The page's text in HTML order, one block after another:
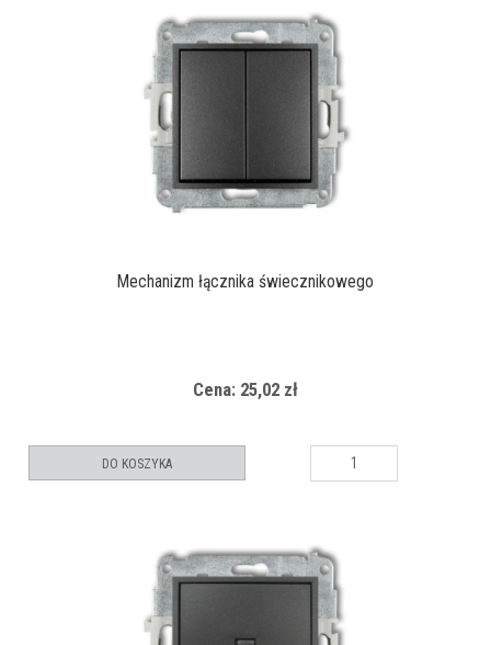
Mechanizm łącznika świecznikowego
Cena: 25,02 zł
DO KOSZYKA